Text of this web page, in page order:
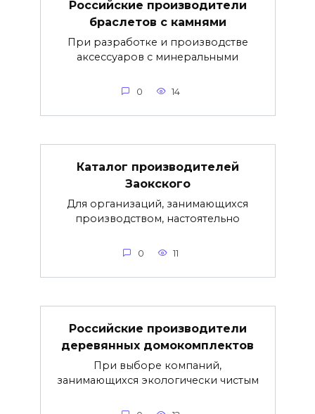
Российские производители
браслетов с камнями
При разработке и производстве
аксессуаров с минеральными
0 14
Каталог производителей
Заокского
Для организаций, занимающихся
производством, настоятельно
0 11
Российские производители
деревянных домокомплектов
При выборе компаний,
занимающихся экологически чистым